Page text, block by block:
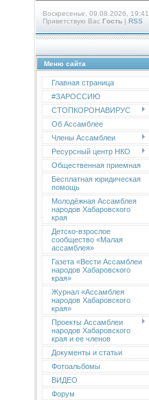
Воскресенье, 09.08.2026, 19:41
Приветствую Вас Гость | RSS
Меню сайта
Главная страница
#ЗАРОССИЮ
СТОПКОРОНАВИРУС
Об Ассамблее
Члены Ассамблеи
Ресурсный центр НКО
Общественная приемная
Бесплатная юридическая
помощь
Молодёжная Ассамблея
народов Хабаровского
края
Детско-взрослое
сообщество «Малая
ассамблея»
Газета «Вести Ассамблеи
народов Хабаровского
края»
Журнал «Ассамблея
народов Хабаровского
края»
Проекты Ассамблеи
народов Хабаровского
края и ее членов
Документы и статьи
Фотоальбомы
ВИДЕО
Форум